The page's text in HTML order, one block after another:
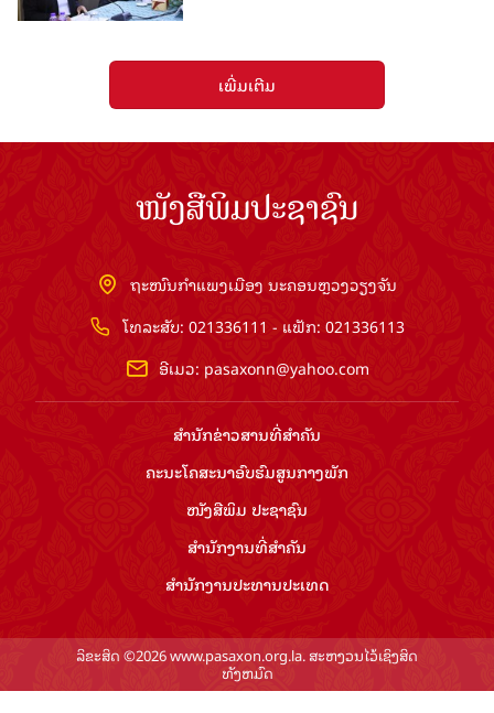
ເພີ່ມເຕີມ
ໜັງສືພິມປະຊາຊົນ
ຖະໜົນກຳແພງເມືອງ ນະຄອນຫຼວງວຽງຈັນ
ໂທລະສັບ: 021336111 - ແຟັກ: 021336113
ອີເມວ: pasaxonn@yahoo.com
ສຳ​ນັກ​ຂ່າວ​ສານ​ທີ່​ສຳ​ຄັນ​
ຄະນະໂຄສະນາອົບຮົມ​ສູນ​ກາງ​ພັກ
ໜັງສືພິມ ປະ​ຊາ​ຊົນ
ສຳ​ນັກ​ງານ​ທີ່​ສຳ​ຄັນ
ສຳ​ນັກ​ງານ​ປະ​ທານ​ປະ​ເທດ
ລິຂະສິດ ©2026 www.pasaxon.org.la. ສະຫງວນໄວ້ເຊິງສິດ
ທັງຫມົດ